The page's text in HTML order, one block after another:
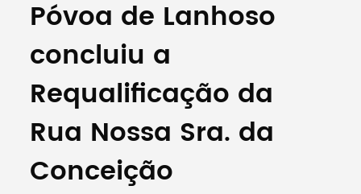
Tipo de conteúdo
Póvoa de Lanhoso
concluiu a
Requalificação da
Rua Nossa Sra. da
Conceição